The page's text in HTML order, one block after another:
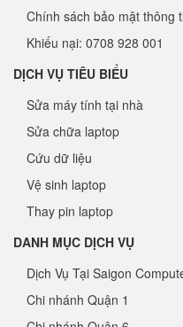
Chính sách bảo mật thông
Khiếu nại: 0708 928 001
DỊCH VỤ TIÊU BIỂU
Sửa máy tính tại nhà
Sửa chữa laptop
Cứu dữ liệu
Vệ sinh laptop
Thay pin laptop
DANH MỤC DỊCH VỤ
Dịch Vụ Tại Saigon
Chi nhánh Quận 1